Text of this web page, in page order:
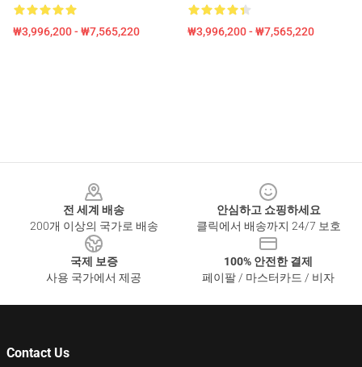
₩3,996,200 - ₩7,565,220 ₩3,996,200 - ₩7,565,220
전 세계 배송
200개 이상의 국가로 배송
안심하고 쇼핑하세요
클릭에서 배송까지 24/7 보호
국제 보증
사용 국가에서 제공
100% 안전한 결제
페이팔 / 마스터카드 / 비자
Contact Us